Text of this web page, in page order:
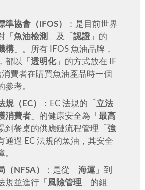
準協會（IFOS）
：是目前世界
「 魚油檢測 」及「 認證」的
構」。所有 IFOS 魚油品牌，
都以「 透明化」的方式放在 IF
費者在購買魚油產品時一個
參考。
（EC）
：EC 法規的「 立法
消費者」的健康安全為「 最高
到餐桌的供應鏈流程管理「 強
通過 EC 法規的魚油，其安全
NFSA）
：是從「 海運 」到
規並進行「 風險管理 」的組